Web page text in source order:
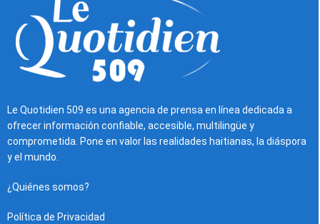
Le Quotidien 509 es una agencia de prensa en línea dedicada a
ofrecer información confiable, accesible, multilingüe y
comprometida. Pone en valor las realidades haitianas, la diáspora
y el mundo.
¿Quiénes somos?
Política de Privacidad